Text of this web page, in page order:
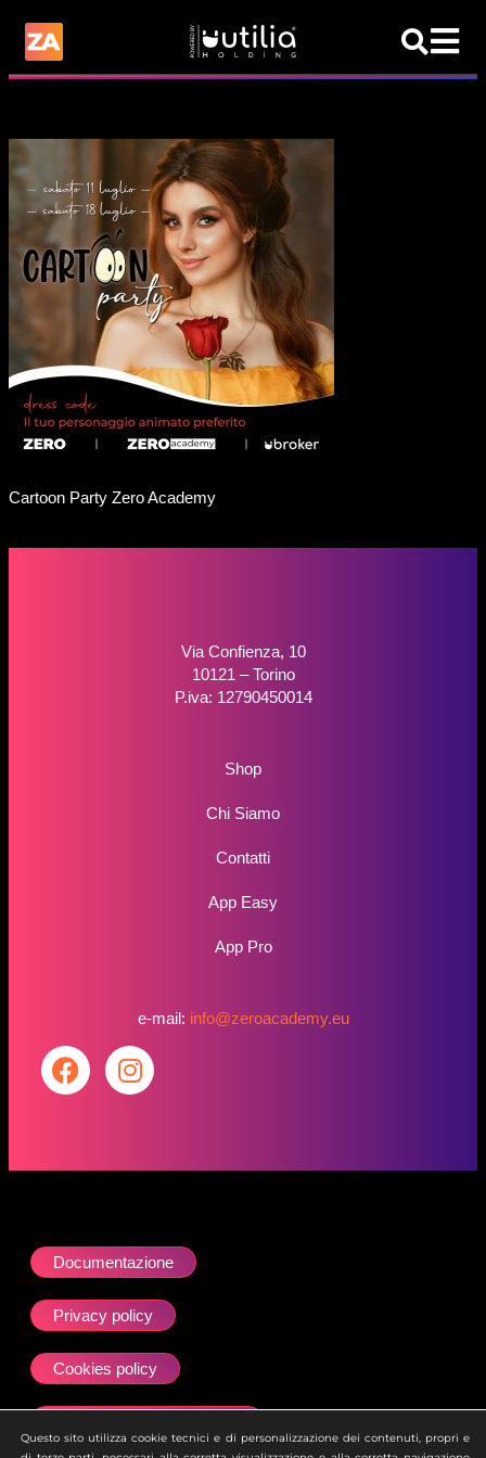
Cartoon Party Zero Academy
Via Confienza, 10
10121 – Torino
P.iva: 12790450014
Shop
Chi Siamo
Contatti
App Easy
App Pro
e-mail: info@zeroacademy.eu
Documentazione
Privacy policy
Cookies policy
Questo sito utilizza cookie tecnici e di personalizzazione dei contenuti, propri e